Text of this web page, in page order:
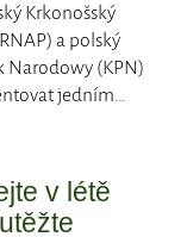
Krkonošský
a polský
Narodowy (KPN)
jedním…
v létě